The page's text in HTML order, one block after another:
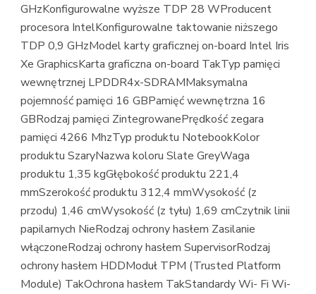
GHzKonfigurowalne wyższe TDP 28 WProducent
procesora IntelKonfigurowalne taktowanie niższego
TDP 0,9 GHzModel karty graficznej on-board Intel Iris
Xe GraphicsKarta graficzna on-board TakTyp pamięci
wewnętrznej LPDDR4x-SDRAMMaksymalna
pojemność pamięci 16 GBPamięć wewnętrzna 16
GBRodzaj pamięci ZintegrowanePrędkość zegara
pamięci 4266 MhzTyp produktu NotebookKolor
produktu SzaryNazwa koloru Slate GreyWaga
produktu 1,35 kgGłębokość produktu 221,4
mmSzerokość produktu 312,4 mmWysokość (z
przodu) 1,46 cmWysokość (z tyłu) 1,69 cmCzytnik linii
papilarnych NieRodzaj ochrony hasłem Zasilanie
włączoneRodzaj ochrony hasłem SupervisorRodzaj
ochrony hasłem HDDModuł TPM (Trusted Platform
Module) TakOchrona hasłem TakStandardy Wi- Fi Wi-